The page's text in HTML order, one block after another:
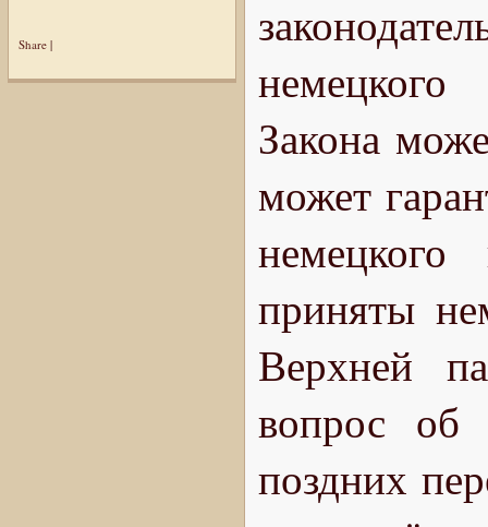
Share |
Закона
может
немецкого
приняты
Верхней
вопрос об
поздних